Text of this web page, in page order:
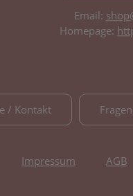
Email:
Homepage:
/ Kontakt
Impressum AGB